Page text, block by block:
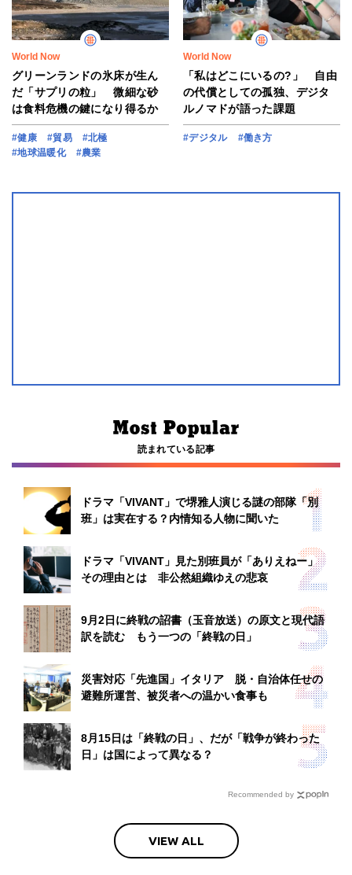
World Now
グリーンランドの氷床が生ん
だ「サプリの粒」 微細な砂
は食料危機の鍵になり得るか
#健康 #貿易
#北極
#地球温暖化
#農業
World Now
「私はどこにいるの?」 自由
の代償としての孤独、デジタ
ルノマドが語った課題
#デジタル #働き方
読まれている記事
ドラマ「VIVANT」で堺雅人演じる謎の部隊「別
班」は実在する？内情知る人物に聞いた
ドラマ「VIVANT」見た別班員が「ありえねー」
その理由とは 非公然組織ゆえの悲哀
9月2日に終戦の詔書（玉音放送）の原文と現代語
訳を読む もう一つの「終戦の日」
災害対応「先進国」イタリア 脱・自治体任せの
避難所運営、被災者への温かい食事も
8月15日は「終戦の日」、だが「戦争が終わった
日」は国によって異なる？
Recommended by
VIEW ALL